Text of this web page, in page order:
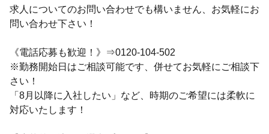
求人についてのお問い合わせでも構いません、お気軽にお
問い合わせ下さい！
《電話応募も歓迎！》⇒0120-104-502
※勤務開始日はご相談可能です、併せてお気軽にご相談下
さい！
「8月以降に入社したい」など、時期のご希望には柔軟に
対応いたします！